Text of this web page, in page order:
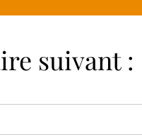
suivant :